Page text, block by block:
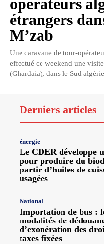
opérateurs
étrangers
M’zab
Une caravane de tour-
effectué ce weekend une
(Ghardaia), dans le Sud
Derniers articles
énergie
Le CDER développe
pour produire du
partir d’huiles de
usagées
National
Importation de bus :
modalités de
d’exonération des
taxes fixées